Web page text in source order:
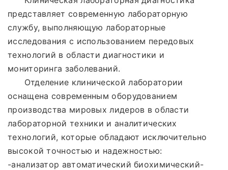
представляет современную лабораторную
службу, выполняющую лабораторные
исследования с использованием передовых
технологий в области диагностики и
мониторинга заболеваний.
Отделение клинической лаборатории
оснащена современным оборудованием
производства мировых лидеров в области
лабораторной техники и аналитических
технологий, которые обладают исключительно
высокой точностью и надежностью:
-анализатор автоматический биохимический-